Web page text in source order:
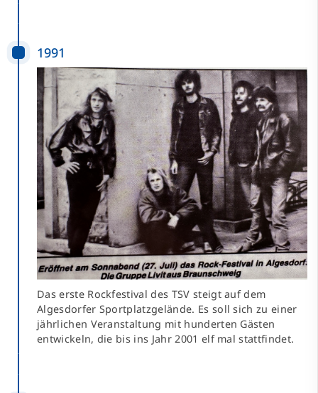
1991
Das erste Rockfestival des TSV steigt auf dem
Algesdorfer Sportplatzgelände. Es soll sich zu einer
jährlichen Veranstaltung mit hunderten Gästen
entwickeln, die bis ins Jahr 2001 elf mal stattfindet.